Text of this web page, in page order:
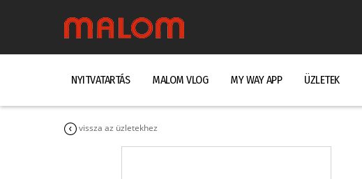
NYITVATARTÁS MALOM VLOG MY WAY APP ÜZLETEK
vissza az üzletekhez